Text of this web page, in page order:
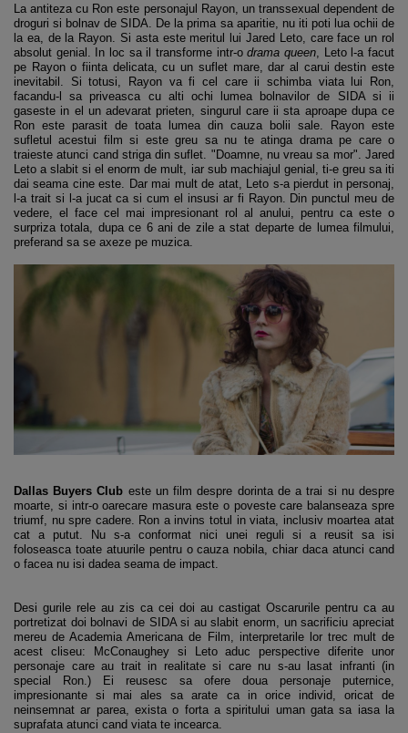
La antiteza cu Ron este personajul Rayon, un transsexual dependent de
droguri si bolnav de SIDA. De la prima sa aparitie, nu iti poti lua ochii de
la ea, de la Rayon. Si asta este meritul lui Jared Leto, care face un rol
absolut genial. In loc sa il transforme intr-odrama queen , Leto l-a facut
pe Rayon o fiinta delicata, cu un suflet mare, dar al carui destin este
inevitabil. Si totusi, Rayon va fi cel care ii schimba viata lui Ron,
facandu-l sa priveasca cu alti ochi lumea bolnavilor de SIDA si ii
gaseste in el un adevarat prieten, singurul care ii sta aproape dupa ce
Ron este parasit de toata lumea din cauza bolii sale. Rayon este
sufletul acestui film si este greu sa nu te atinga drama pe care o
traieste atunci cand striga din suflet. "Doamne, nu vreau sa mor". Jared
Leto a slabit si el enorm de mult, iar sub machiajul genial, ti-e greu sa iti
dai seama cine este. Dar mai mult de atat, Leto s-a pierdut in personaj,
l-a trait si l-a jucat ca si cum el insusi ar fi Rayon. Din punctul meu de
vedere, el face cel mai impresionant rol al anului, pentru ca este o
surpriza totala, dupa ce 6 ani de zile a stat departe de lumea filmului,
preferand sa se axeze pe muzica.
Dallas Buyers Club este un film despre dorinta de a trai si nu despre
moarte, si intr-o oarecare masura este o poveste care balanseaza spre
triumf, nu spre cadere. Ron a invins totul in viata, inclusiv moartea atat
cat a putut. Nu s-a conformat nici unei reguli si a reusit sa isi
foloseasca toate atuurile pentru o cauza nobila, chiar daca atunci cand
o facea nu isi dadea seama de impact.
Desi gurile rele au zis ca cei doi au castigat Oscarurile pentru ca au
portretizat doi bolnavi de SIDA si au slabit enorm, un sacrificiu apreciat
mereu de Academia Americana de Film, interpretarile lor trec mult de
acest cliseu: McConaughey si Leto aduc perspective diferite unor
personaje care au trait in realitate si care nu s-au lasat infranti (in
special Ron.) Ei reusesc sa ofere doua personaje puternice,
impresionante si mai ales sa arate ca in orice individ, oricat de
neinsemnat ar parea, exista o forta a spiritului uman gata sa iasa la
suprafata atunci cand viata te incearca.